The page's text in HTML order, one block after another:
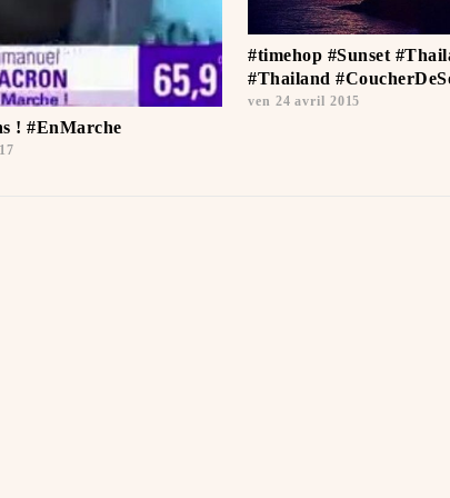
! #EnMarche
#timehop #Sunset
#Thailand
ven 24 avril 2015